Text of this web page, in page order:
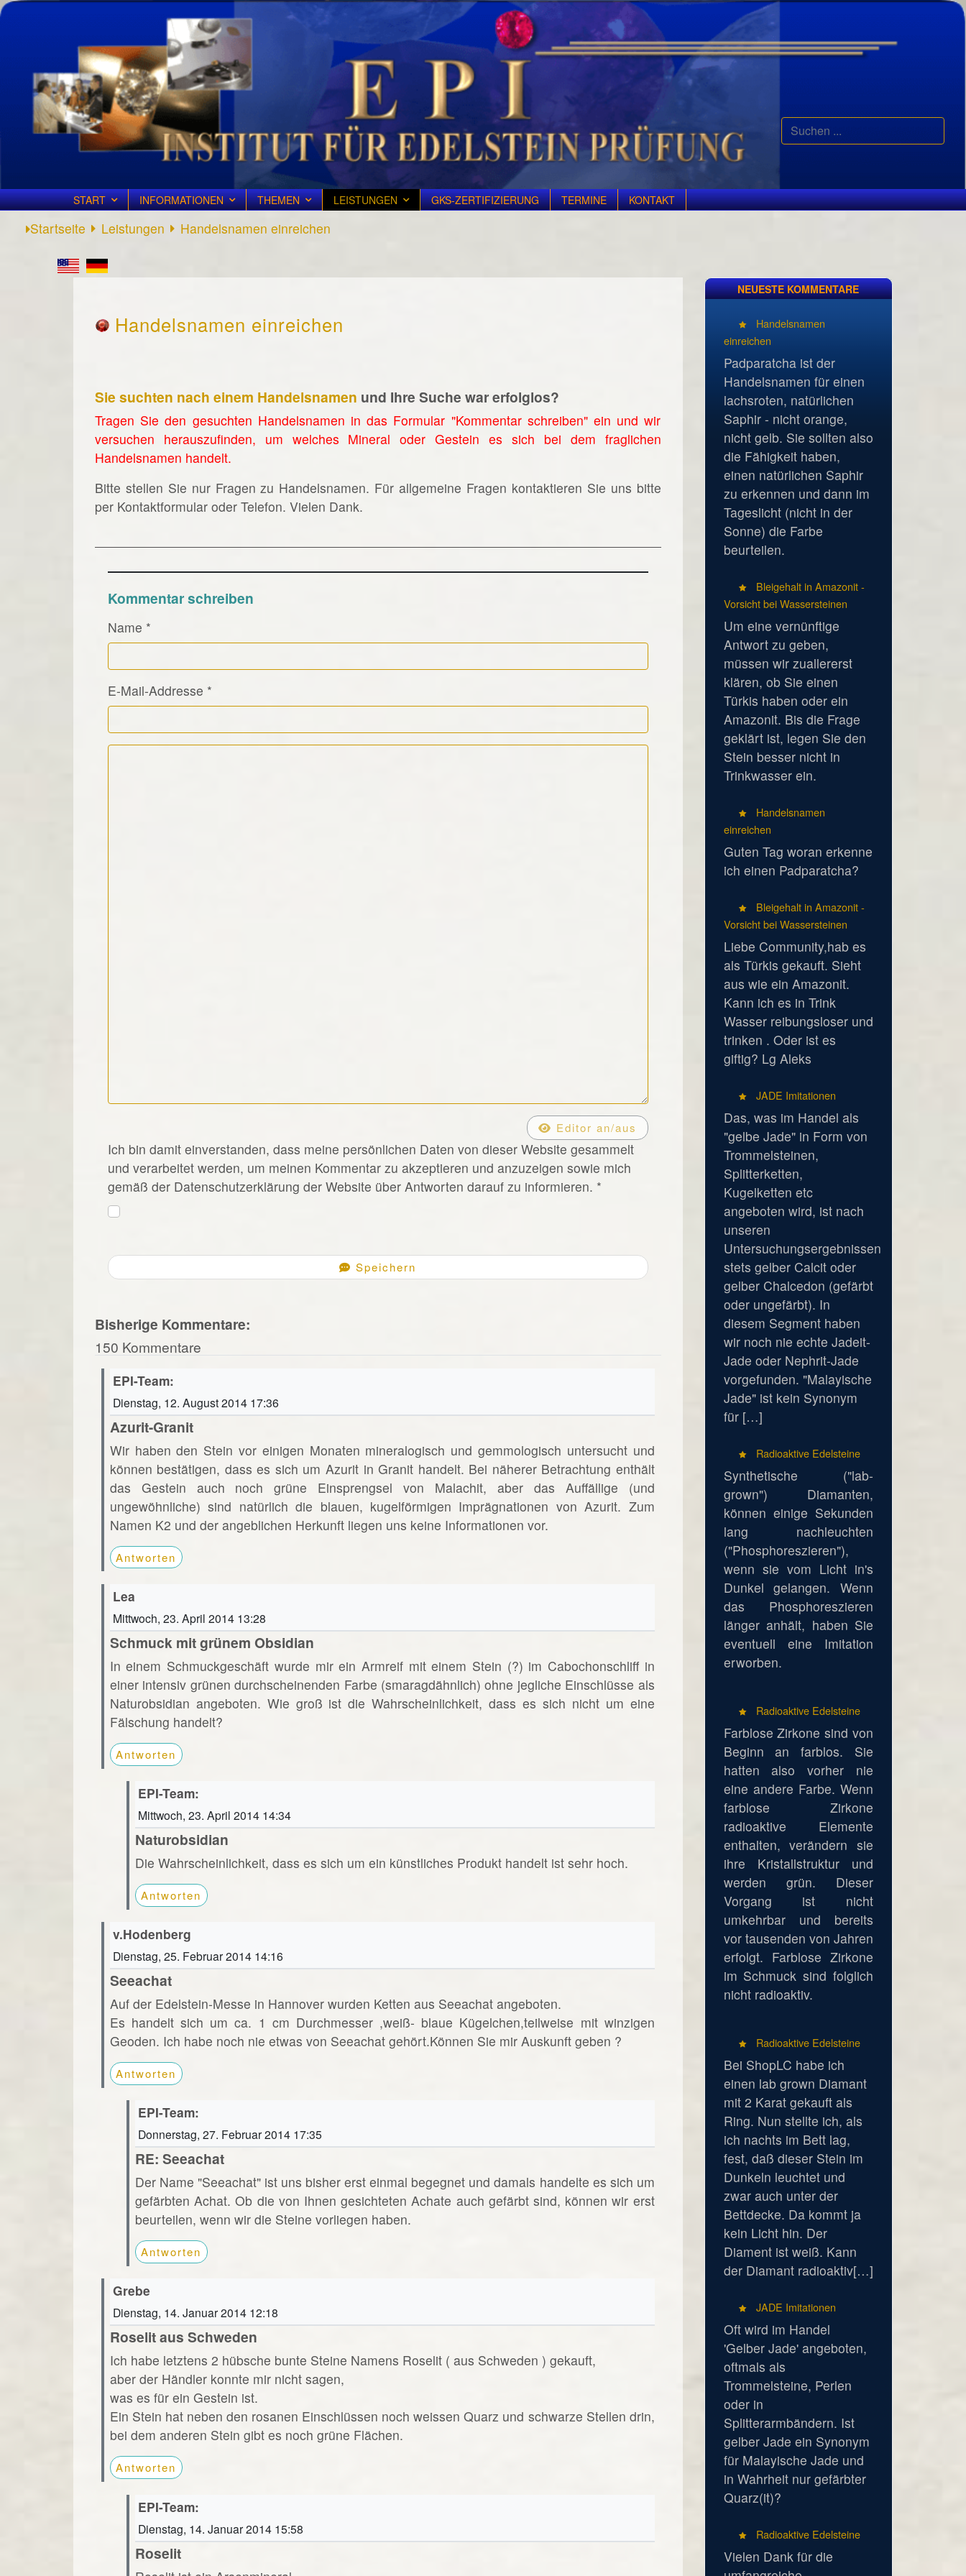
Suchen
...
START INFORMATIONEN THEMEN LEISTUNGEN GKS-ZERTIFIZIERUNG TERMINE KONTAKT
Startseite Leistungen Handelsnamen einreichen
Handelsnamen einreichen
Sie suchten nach einem Handelsnamen und Ihre Suche war erfolglos?
Tragen Sie den gesuchten Handelsnamen in das Formular "Kommentar schreiben" ein und wir
versuchen herauszufinden, um welches Mineral oder Gestein es sich bei dem fraglichen
Handelsnamen handelt.
Bitte stellen Sie nur Fragen zu Handelsnamen. Für allgemeine Fragen kontaktieren Sie uns bitte
per Kontaktformular oder Telefon. Vielen Dank.
Kommentar schreiben
Name *
E-Mail-Addresse *
Kommentar Text
Editor an/aus
Ich bin damit einverstanden, dass meine persönlichen Daten von dieser Website gesammelt
und verarbeitet werden, um meinen Kommentar zu akzeptieren und anzuzeigen sowie mich
gemäß der Datenschutzerklärung der Website über Antworten darauf zu informieren. *
Speichern
Bisherige Kommentare:
150 Kommentare
EPI-Team:
Dienstag, 12. August 2014 17:36
Azurit-Granit
Wir haben den Stein vor einigen Monaten mineralogisch und gemmologisch untersucht und
können bestätigen, dass es sich um Azurit in Granit handelt. Bei näherer Betrachtung enthält
das Gestein auch noch grüne Einsprengsel von Malachit, aber das Auffällige (und
ungewöhnliche) sind natürlich die blauen, kugelförmigen Imprägnationen von Azurit. Zum
Namen K2 und der angeblichen Herkunft liegen uns keine Informationen vor.
Antworten
Lea
Mittwoch, 23. April 2014 13:28
Schmuck mit grünem Obsidian
In einem Schmuckgeschäft wurde mir ein Armreif mit einem Stein (?) im Cabochonschliff in
einer intensiv grünen durchscheinenden Farbe (smaragdähnlich) ohne jegliche Einschlüsse als
Naturobsidian angeboten. Wie groß ist die Wahrscheinlichkeit, dass es sich nicht um eine
Fälschung handelt?
Antworten
EPI-Team:
Mittwoch, 23. April 2014 14:34
Naturobsidian
Die Wahrscheinlichkeit, dass es sich um ein künstliches Produkt handelt ist sehr hoch.
Antworten
v.Hodenberg
Dienstag, 25. Februar 2014 14:16
Seeachat
Auf der Edelstein-Messe in Hannover wurden Ketten aus Seeachat angeboten.
Es handelt sich um ca. 1 cm Durchmesser ,weiß- blaue Kügelchen,teilweise mit winzigen
Geoden. Ich habe noch nie etwas von Seeachat gehört.Können Sie mir Auskunft geben ?
Antworten
EPI-Team:
Donnerstag, 27. Februar 2014 17:35
RE: Seeachat
Der Name "Seeachat" ist uns bisher erst einmal begegnet und damals handelte es sich um
gefärbten Achat. Ob die von Ihnen gesichteten Achate auch gefärbt sind, können wir erst
beurteilen, wenn wir die Steine vorliegen haben.
Antworten
Grebe
Dienstag, 14. Januar 2014 12:18
Roselit aus Schweden
Ich habe letztens 2 hübsche bunte Steine Namens Roselit ( aus Schweden ) gekauft,
aber der Händler konnte mir nicht sagen,
was es für ein Gestein ist.
Ein Stein hat neben den rosanen Einschlüssen noch weissen Quarz und schwarze Stellen drin,
bei dem anderen Stein gibt es noch grüne Flächen.
Antworten
EPI-Team:
Dienstag, 14. Januar 2014 15:58
Roselit
NEUESTE KOMMENTARE
Handelsnamen
einreichen
Padparatcha ist der
Handelsnamen für einen
lachsroten, natürlichen
Saphir - nicht orange,
nicht gelb. Sie sollten also
die Fähigkeit haben,
einen natürlichen Saphir
zu erkennen und dann im
Tageslicht (nicht in der
Sonne) die Farbe
beurteilen.
Bleigehalt in Amazonit -
Vorsicht bei Wassersteinen
Um eine vernünftige
Antwort zu geben,
müssen wir zuallererst
klären, ob Sie einen
Türkis haben oder ein
Amazonit. Bis die Frage
geklärt ist, legen Sie den
Stein besser nicht in
Trinkwasser ein.
Handelsnamen
einreichen
Guten Tag woran erkenne
ich einen Padparatcha?
Bleigehalt in Amazonit -
Vorsicht bei Wassersteinen
Liebe Community,hab es
als Türkis gekauft. Sieht
aus wie ein Amazonit.
Kann ich es in Trink
Wasser reibungsloser und
trinken . Oder ist es
giftig? Lg Aleks
JADE Imitationen
Das, was im Handel als
"gelbe Jade" in Form von
Trommelsteinen,
Splitterketten,
Kugelketten etc
angeboten wird, ist nach
unseren
Untersuchungsergebnissen
stets gelber Calcit oder
gelber Chalcedon (gefärbt
oder ungefärbt). In
diesem Segment haben
wir noch nie echte Jadeit-
Jade oder Nephrit-Jade
vorgefunden. "Malayische
Jade" ist kein Synonym
für […]
Radioaktive Edelsteine
Synthetische ("lab-
grown") Diamanten,
können einige Sekunden
lang nachleuchten
("Phosphoreszieren"),
wenn sie vom Licht in's
Dunkel gelangen. Wenn
das Phosphoreszieren
länger anhält, haben Sie
eventuell eine Imitation
erworben.
Radioaktive Edelsteine
Farblose Zirkone sind von
Beginn an farblos. Sie
hatten also vorher nie
eine andere Farbe. Wenn
farblose Zirkone
radioaktive Elemente
enthalten, verändern sie
ihre Kristallstruktur und
werden grün. Dieser
Vorgang ist nicht
umkehrbar und bereits
vor tausenden von Jahren
erfolgt. Farblose Zirkone
im Schmuck sind folglich
nicht radioaktiv.
Radioaktive Edelsteine
Bei ShopLC habe ich
einen lab grown Diamant
mit 2 Karat gekauft als
Ring. Nun stellte ich, als
ich nachts im Bett lag,
fest, daß dieser Stein im
Dunkeln leuchtet und
zwar auch unter der
Bettdecke. Da kommt ja
kein Licht hin. Der
Diament ist weiß. Kann
der Diamant radioaktiv[…]
JADE Imitationen
Oft wird im Handel
'Gelber Jade' angeboten,
oftmals als
Trommelsteine, Perlen
oder in
Splitterarmbändern. Ist
gelber Jade ein Synonym
für Malayische Jade und
in Wahrheit nur gefärbter
Quarz(it)?
Radioaktive Edelsteine
Vielen Dank für die